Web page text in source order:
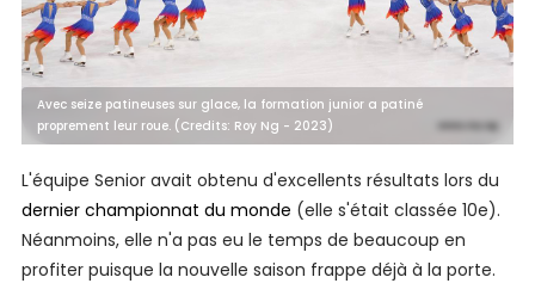
Avec seize patineuses sur glace, la formation junior a patiné
proprement leur roue. (Credits: Roy Ng - 2023)
L'équipe Senior avait obtenu d'excellents résultats lors du
dernier championnat du monde (elle s'était classée 10e).
Néanmoins, elle n'a pas eu le temps de beaucoup en
profiter puisque la nouvelle saison frappe déjà à la porte.